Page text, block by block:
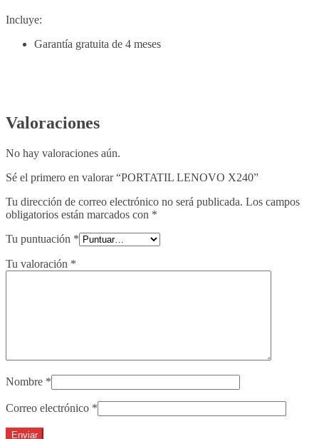
Incluye:
Garantía gratuita de 4 meses
Valoraciones
No hay valoraciones aún.
Sé el primero en valorar “PORTATIL LENOVO X240”
Tu dirección de correo electrónico no será publicada. Los campos
obligatorios están marcados con *
Tu puntuación *
Tu valoración *
Nombre *
Correo electrónico *